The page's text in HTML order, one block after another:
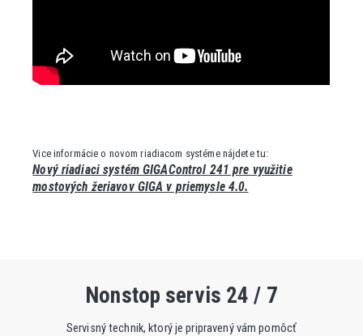
Vice informácie o novom riadiacom systéme nájdete tu:
Nový riadiaci systém GIGAControl 241 pre využitie
mostových žeriavov GIGA v priemysle 4.0.
Nonstop servis 24 / 7
Servisný technik, ktorý je pripravený vám pomôcť